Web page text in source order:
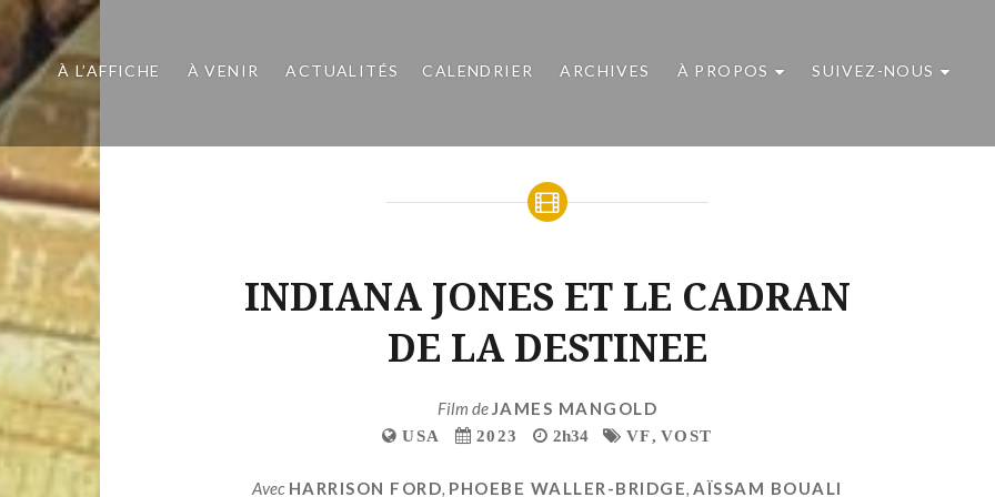
À L’AFFICHE À VENIR ACTUALITÉS CALENDRIER ARCHIVES À PROPOS SUIVEZ-NOUS
INDIANA JONES ET LE CADRAN
DE LA DESTINEE
Film deJAMES MANGOLD
USA 2023 2h34 VF, VOST
Avec HARRISON FORD PHOEBE WALLER-BRIDGE AÏSSAM BOUALI